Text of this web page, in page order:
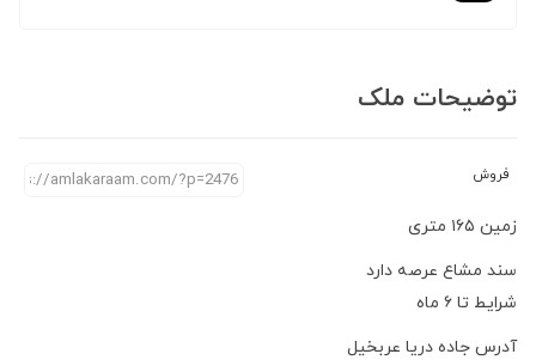
توضیحات ملک
فروش
زمین ۱۶۵ متری
سند مشاع عرصه دارد
شرایط تا ۶ ماه
آدرس جاده دریا عربخیل